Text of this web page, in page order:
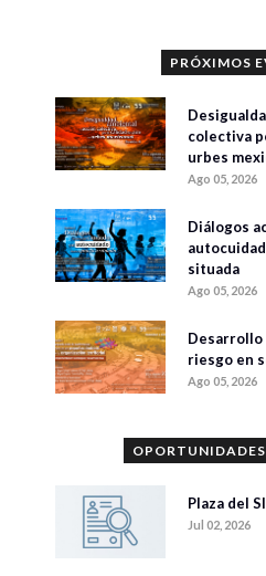
PRÓXIMOS
colectiva
urbes
Ago 05, 2026
Diálogos
situada
Ago 05, 2026
Desarrollo
riesgo en
Ago 05, 2026
Plaza del
Jul 02, 2026